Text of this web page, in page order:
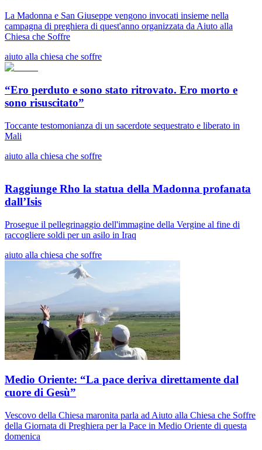
La Madonna e San Giuseppe vengono invocati insieme nella
campagna di preghiera di quest'anno organizzata da Aiuto alla
Chiesa che Soffre
aiuto alla chiesa che soffre
“Ero perduto e sono stato ritrovato. Ero morto e
sono risuscitato”
Toccante testomonianza di un sacerdote sequestrato e liberato in
Mali
aiuto alla chiesa che soffre
Raggiunge Rho la statua della Madonna profanata
dall’Isis
Prosegue il pellegrinaggio dell'immagine della Vergine al fine di
raccogliere soldi per un asilo in Iraq
aiuto alla chiesa che soffre
Medio Oriente: “La pace deriva direttamente dal
cuore di Gesù”
Vescovo della Chiesa maronita parla ad Aiuto alla Chiesa che Soffre
della Giornata di Preghiera per la Pace in Medio Oriente di questa
domenica